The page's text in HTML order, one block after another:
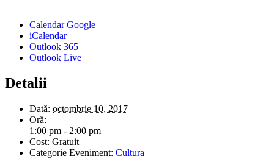
Calendar Google
iCalendar
Outlook 365
Outlook Live
Detalii
Dată: octombrie 10, 2017
Oră:
1:00 pm - 2:00 pm
Cost: Gratuit
Categorie Eveniment: Cultura